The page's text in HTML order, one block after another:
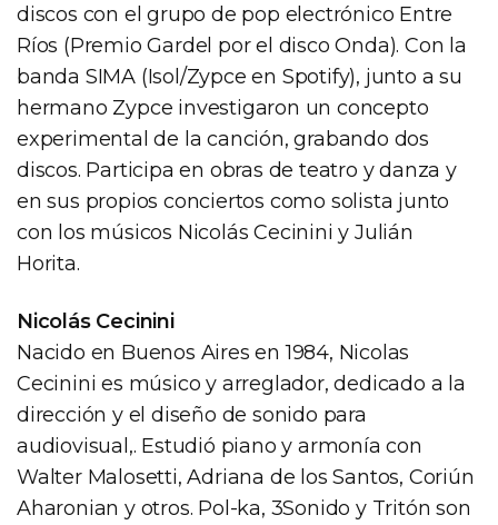
discos con el grupo de pop electrónico Entre
Ríos (Premio Gardel por el disco Onda). Con la
banda SIMA (Isol/Zypce en Spotify), junto a su
hermano Zypce investigaron un concepto
experimental de la canción, grabando dos
discos. Participa en obras de teatro y danza y
en sus propios conciertos como solista junto
con los músicos Nicolás Cecinini y Julián
Horita.
Nicolás Cecinini
Nacido en Buenos Aires en 1984, Nicolas
Cecinini es músico y arreglador, dedicado a la
dirección y el diseño de sonido para
audiovisual,. Estudió piano y armonía con
Walter Malosetti, Adriana de los Santos, Coriún
Aharonian y otros. Pol-ka, 3Sonido y Tritón son